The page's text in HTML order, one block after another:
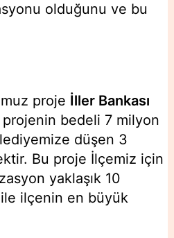
olduğunu ve bu
proje İller Bankası
bedeli 7 milyon
düşen 3
Bu proje İlçemiz için
yaklaşık 10
ilçenin en büyük